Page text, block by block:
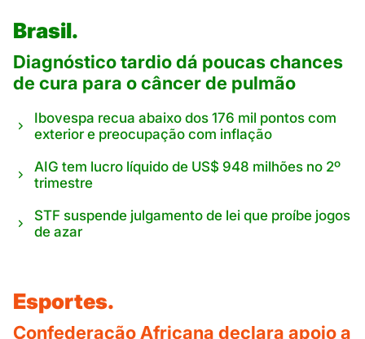
Brasil.
Diagnóstico tardio dá poucas chances
de cura para o câncer de pulmão
Ibovespa recua abaixo dos 176 mil pontos com
exterior e preocupação com inflação
AIG tem lucro líquido de US$ 948 milhões no 2º
trimestre
STF suspende julgamento de lei que proíbe jogos
de azar
Esportes.
Confederação Africana declara apoio a